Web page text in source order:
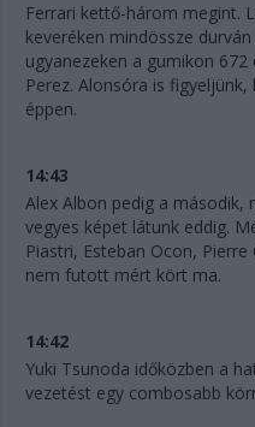
Ferrari kettő-három megint.
keveréken mindössze
ugyanezeken a gumikon
Perez. Alonsóra is
éppen.
14:43
Alex Albon pedig a második,
vegyes képet látunk eddig.
Piastri, Esteban Ocon,
nem futott mért kört ma.
14:42
Yuki Tsunoda időközben a
vezetést egy combosabb